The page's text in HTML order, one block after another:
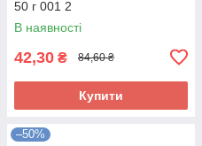
50 г 001 2
В наявності
42,30 ₴ 84,60 ₴
Купити
–50%